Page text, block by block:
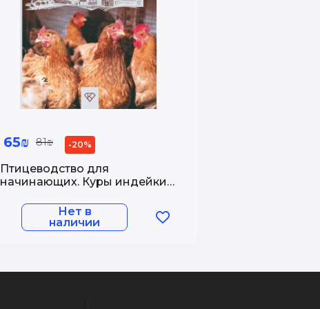
65₪ 81₪ -20%
Птицеводство для
начинающих. Куры индейки
ферме
Нет в
наличии